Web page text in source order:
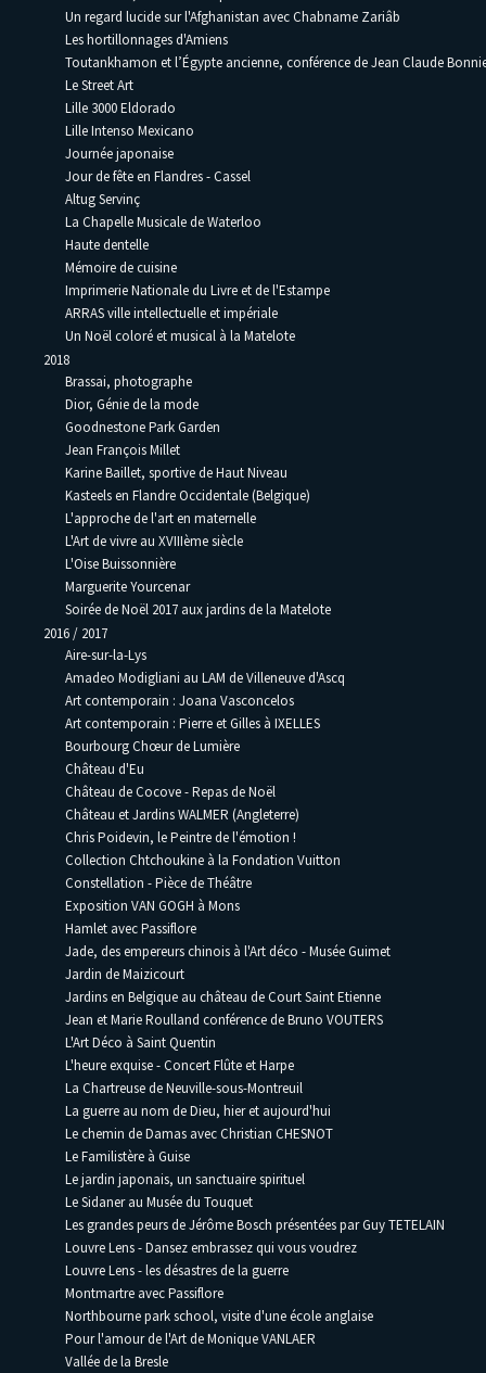
Un regard lucide sur l'Afghanistan avec Chabname Zariâb
Les hortillonnages d'Amiens
Toutankhamon et l’Égypte ancienne, conférence de Jean Claude
Le Street Art
Lille 3000 Eldorado
Lille Intenso Mexicano
Journée japonaise
Jour de fête en Flandres - Cassel
Altug Servinç
La Chapelle Musicale de Waterloo
Haute dentelle
Mémoire de cuisine
Imprimerie Nationale du Livre et de l'Estampe
ARRAS ville intellectuelle et impériale
Un Noël coloré et musical à la Matelote
2018
Brassai, photographe
Dior, Génie de la mode
Goodnestone Park Garden
Jean François Millet
Karine Baillet, sportive de Haut Niveau
Kasteels en Flandre Occidentale (Belgique)
L'approche de l'art en maternelle
L'Art de vivre au XVIIIème siècle
L'Oise Buissonnière
Marguerite Yourcenar
Soirée de Noël 2017 aux jardins de la Matelote
2016 / 2017
Aire-sur-la-Lys
Amadeo Modigliani au LAM de Villeneuve d'Ascq
Art contemporain : Joana Vasconcelos
Art contemporain : Pierre et Gilles à IXELLES
Bourbourg Chœur de Lumière
Château d'Eu
Château de Cocove - Repas de Noël
Château et Jardins WALMER (Angleterre)
Chris Poidevin, le Peintre de l'émotion !
Collection Chtchoukine à la Fondation Vuitton
Constellation - Pièce de Théâtre
Exposition VAN GOGH à Mons
Hamlet avec Passiflore
Jade, des empereurs chinois à l'Art déco - Musée Guimet
Jardin de Maizicourt
Jardins en Belgique au château de Court Saint Etienne
Jean et Marie Roulland conférence de Bruno VOUTERS
L'Art Déco à Saint Quentin
L'heure exquise - Concert Flûte et Harpe
La Chartreuse de Neuville-sous-Montreuil
La guerre au nom de Dieu, hier et aujourd'hui
Le chemin de Damas avec Christian CHESNOT
Le Familistère à Guise
Le jardin japonais, un sanctuaire spirituel
Le Sidaner au Musée du Touquet
Les grandes peurs de Jérôme Bosch présentées par Guy TETELAIN
Louvre Lens - Dansez embrassez qui vous voudrez
Louvre Lens - les désastres de la guerre
Montmartre avec Passiflore
Northbourne park school, visite d'une école anglaise
Pour l'amour de l'Art de Monique VANLAER
Vallée de la Bresle